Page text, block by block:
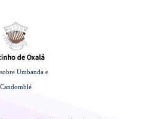
Umbanda e
Candomblé